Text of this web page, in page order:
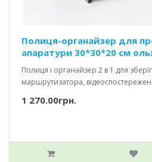
Полиця-органайзер для
апаратури 30*30*20 см
Полиця і органайзер 2 в 1 для
маршрутизатора,
1 270.00грн.